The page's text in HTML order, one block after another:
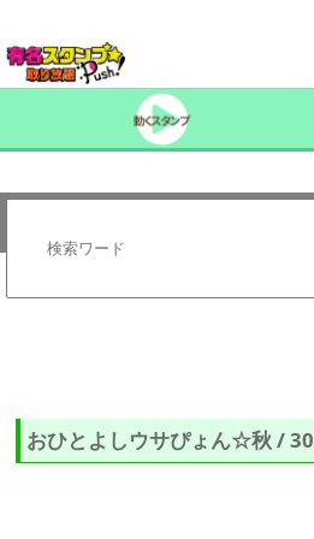
おひとよしウサぴょん☆秋 / 30